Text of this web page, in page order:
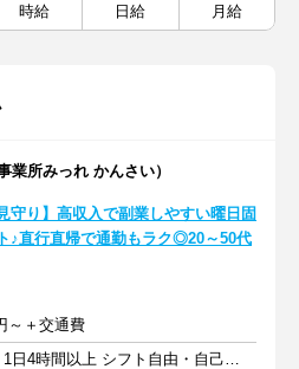
時給 日給 月給
業所みっれ かんさい）
守り】高収入で副業しやすい曜日固
♪直行直帰で通勤もラク◎20～50代
～＋交通費
週1日以上 1日4時間以上 シフト自由・自己申告